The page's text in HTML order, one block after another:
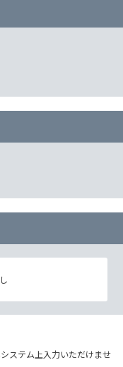
ステム上入力いただけませ